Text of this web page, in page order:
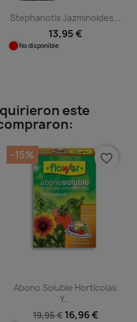
Stephanotis Jazminoides...
13,95 €
No disponible
este
Abono Soluble Hortícolas
Y...
19,95 € 16,96 €
-15% favorite_border